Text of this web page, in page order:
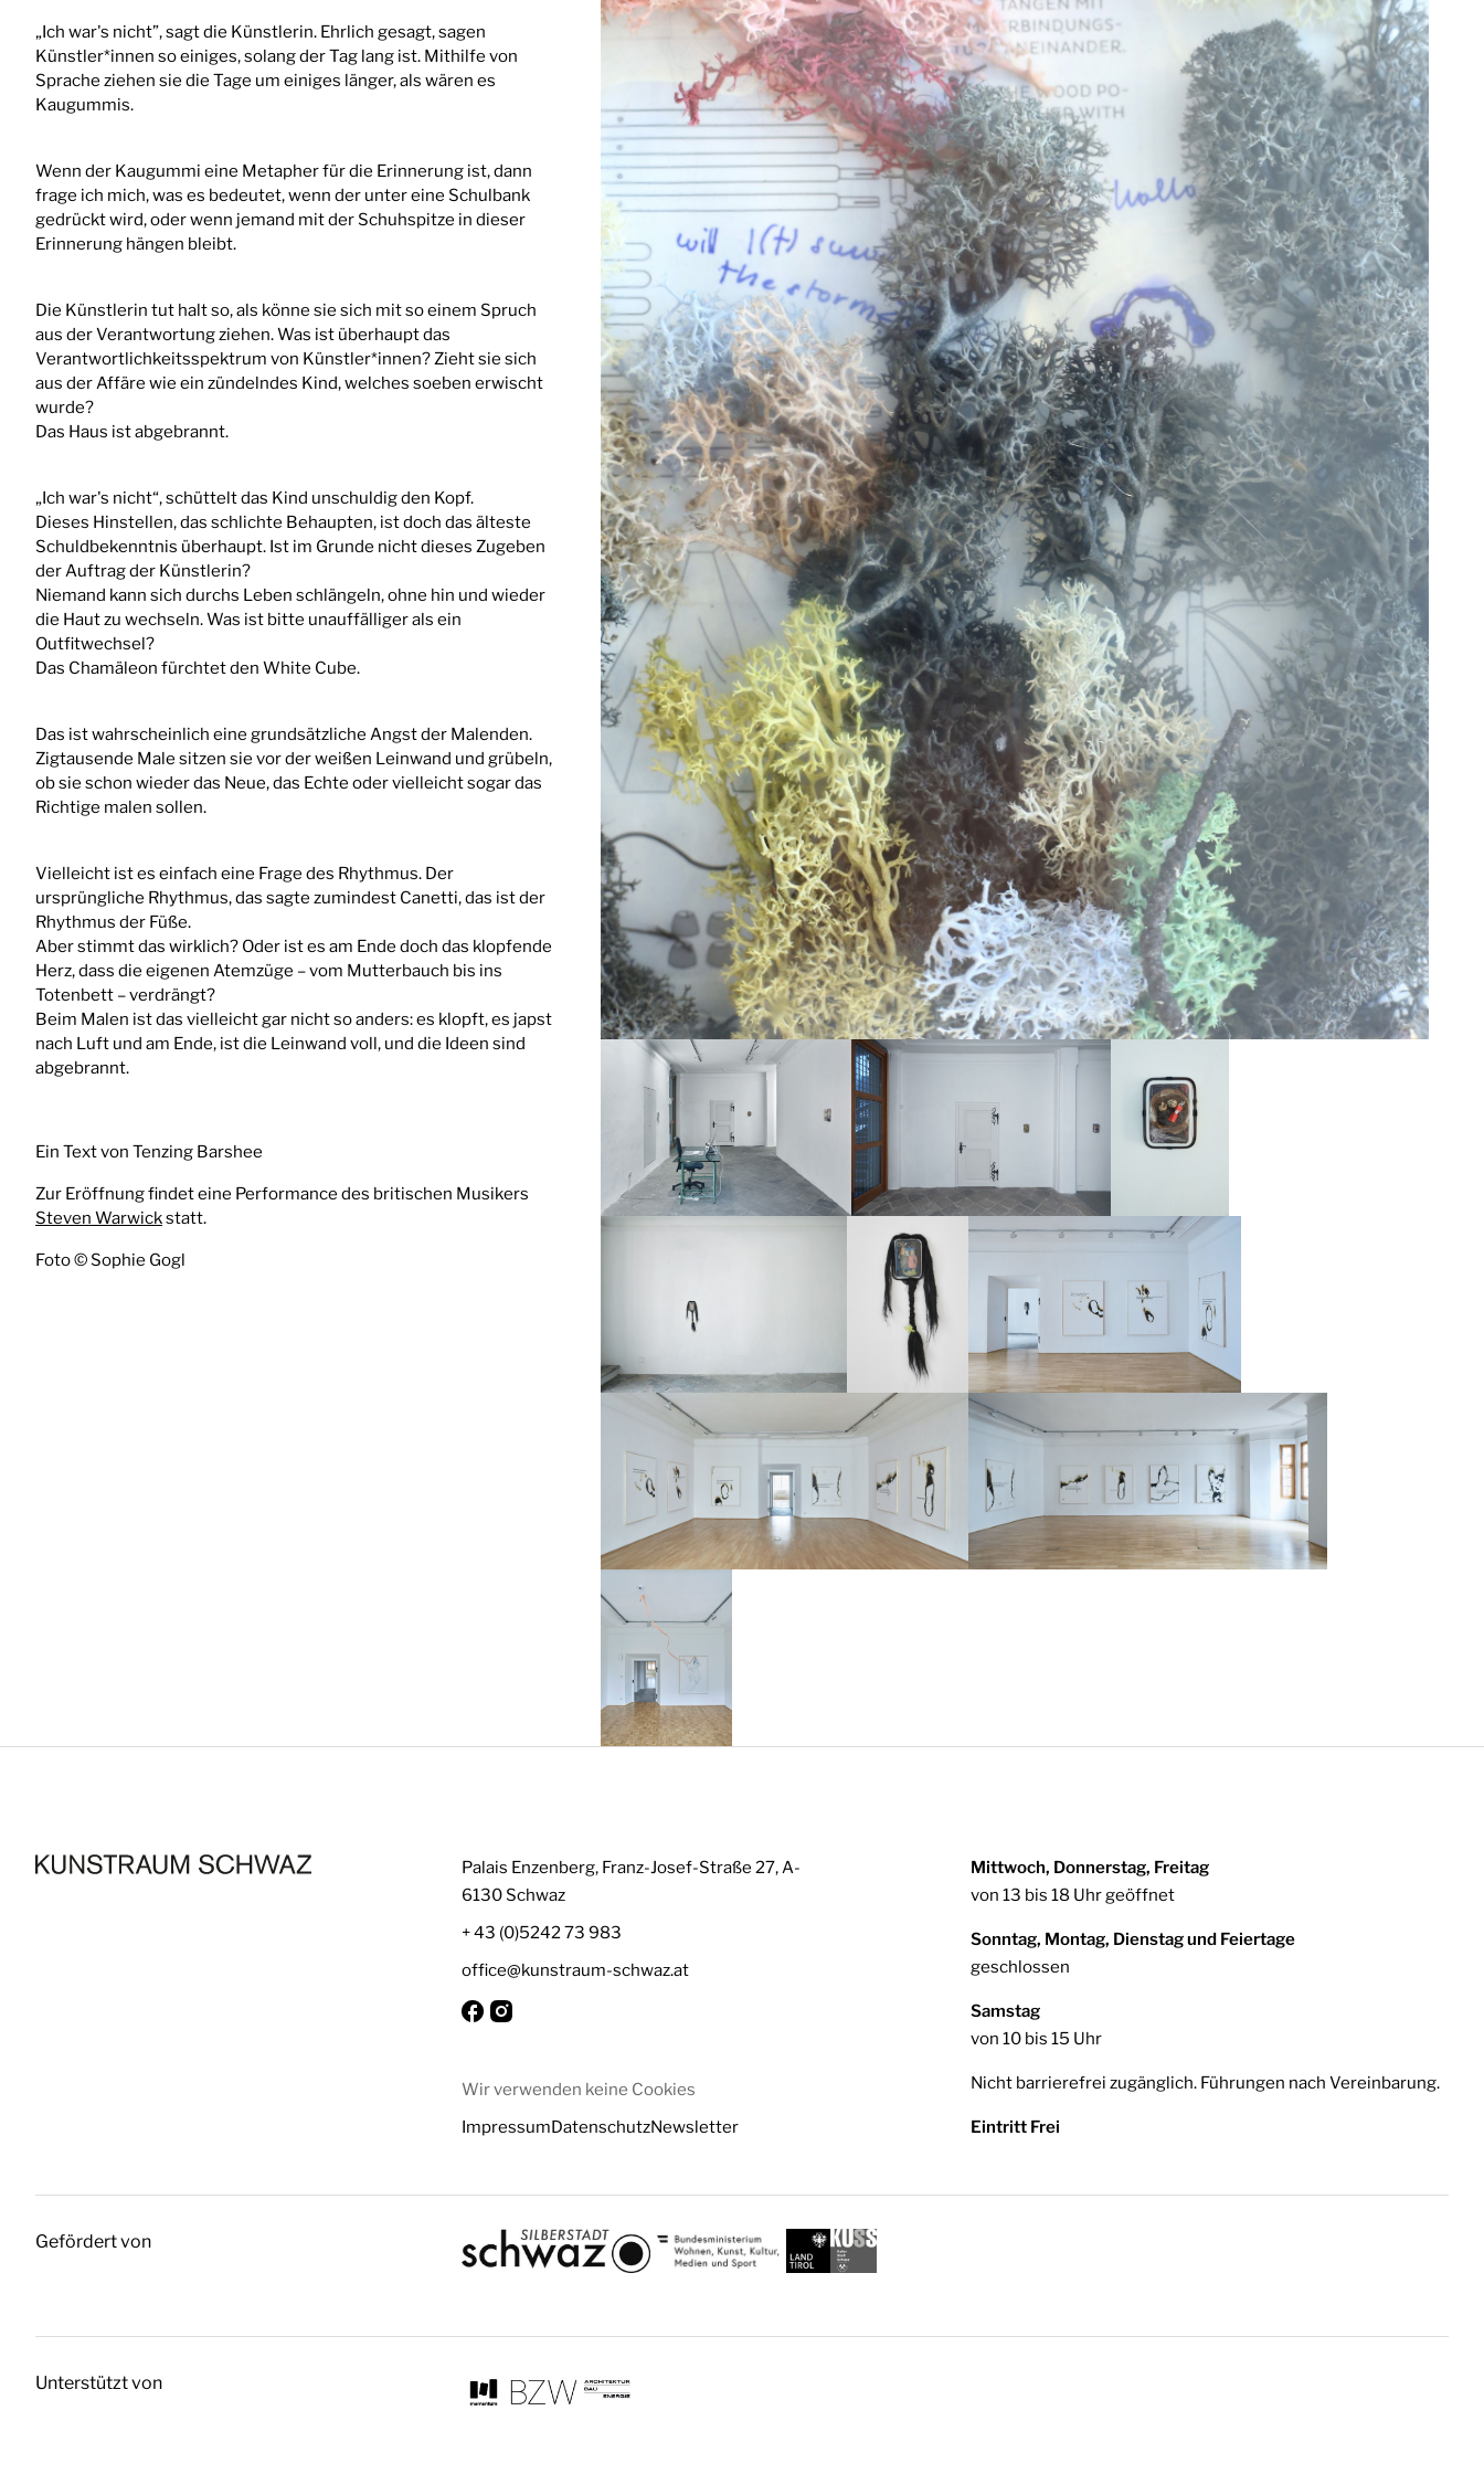
„Ich war's nicht”, sagt die Künstlerin. Ehrlich gesagt, sagen
Künstler*innen so einiges, solang der Tag lang ist. Mithilfe von
Sprache ziehen sie die Tage um einiges länger, als wären es
Kaugummis.
Wenn der Kaugummi eine Metapher für die Erinnerung ist, dann
frage ich mich, was es bedeutet, wenn der unter eine Schulbank
gedrückt wird, oder wenn jemand mit der Schuhspitze in dieser
Erinnerung hängen bleibt.
Die Künstlerin tut halt so, als könne sie sich mit so einem Spruch
aus der Verantwortung ziehen. Was ist überhaupt das
Verantwortlichkeitsspektrum von Künstler*innen? Zieht sie sich
aus der Affäre wie ein zündelndes Kind, welches soeben erwischt
wurde?
Das Haus ist abgebrannt.
„Ich war's nicht“, schüttelt das Kind unschuldig den Kopf.
Dieses Hinstellen, das schlichte Behaupten, ist doch das älteste
Schuldbekenntnis überhaupt. Ist im Grunde nicht dieses Zugeben
der Auftrag der Künstlerin?
Niemand kann sich durchs Leben schlängeln, ohne hin und wieder
die Haut zu wechseln. Was ist bitte unauffälliger als ein
Outfitwechsel?
Das Chamäleon fürchtet den White Cube.
Das ist wahrscheinlich eine grundsätzliche Angst der Malenden.
Zigtausende Male sitzen sie vor der weißen Leinwand und grübeln,
ob sie schon wieder das Neue, das Echte oder vielleicht sogar das
Richtige malen sollen.
Vielleicht ist es einfach eine Frage des Rhythmus. Der
ursprüngliche Rhythmus, das sagte zumindest Canetti, das ist der
Rhythmus der Füße.
Aber stimmt das wirklich? Oder ist es am Ende doch das klopfende
Herz, dass die eigenen Atemzüge – vom Mutterbauch bis ins
Totenbett – verdrängt?
Beim Malen ist das vielleicht gar nicht so anders: es klopft, es japst
nach Luft und am Ende, ist die Leinwand voll, und die Ideen sind
abgebrannt.
Ein Text von Tenzing Barshee
Zur Eröffnung findet eine Performance des britischen Musikers
Steven Warwickstatt.
Foto © Sophie Gogl
Palais Enzenberg, Franz-Josef-Straße 27, A-
6130 Schwaz
+ 43 (0)5242 73 983
office@kunstraum-schwaz.at
Wir verwenden keine Cookies
ImpressumDatenschutzNewsletter
Mittwoch, Donnerstag, Freitag
von 13 bis 18 Uhr geöffnet
Sonntag, Montag, Dienstag und Feiertage
geschlossen
Samstag
von 10 bis 15 Uhr
Nicht barrierefrei zugänglich. Führungen nach Vereinbarung.
Eintritt Frei
Gefördert von
Unterstützt von